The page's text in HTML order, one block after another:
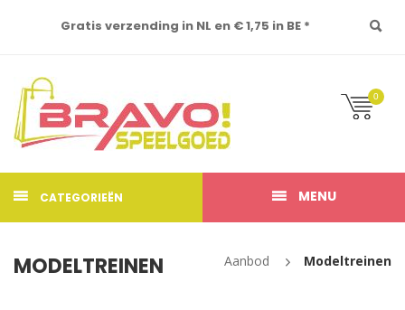
Gratis verzending in NL en € 1,75 in BE *
0
CATEGORIEËN MENU
MODELTREINEN Aanbod Modeltreinen